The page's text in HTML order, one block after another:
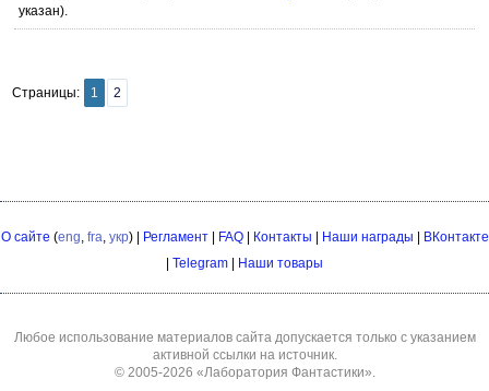
указан).
Страницы: 1 2
О сайте (eng, fra, укр) | Регламент| FAQ| Контакты Наши награды
ВКонтакте
Telegram Наши товары
Любое использование материалов сайта допускается только с указанием
активной ссылки на источник.
© 2005-2026 «Лаборатория Фантастики».